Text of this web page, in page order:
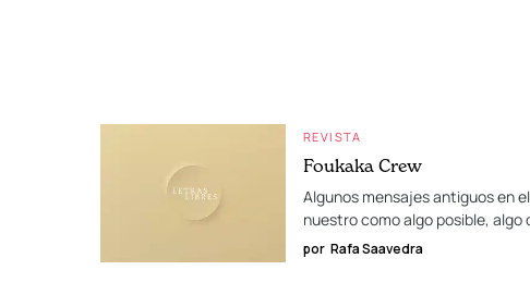
REVISTA
Foukaka Crew
Algunos mensajes antiguos en
nuestro como algo posible, algo
por Rafa Saavedra